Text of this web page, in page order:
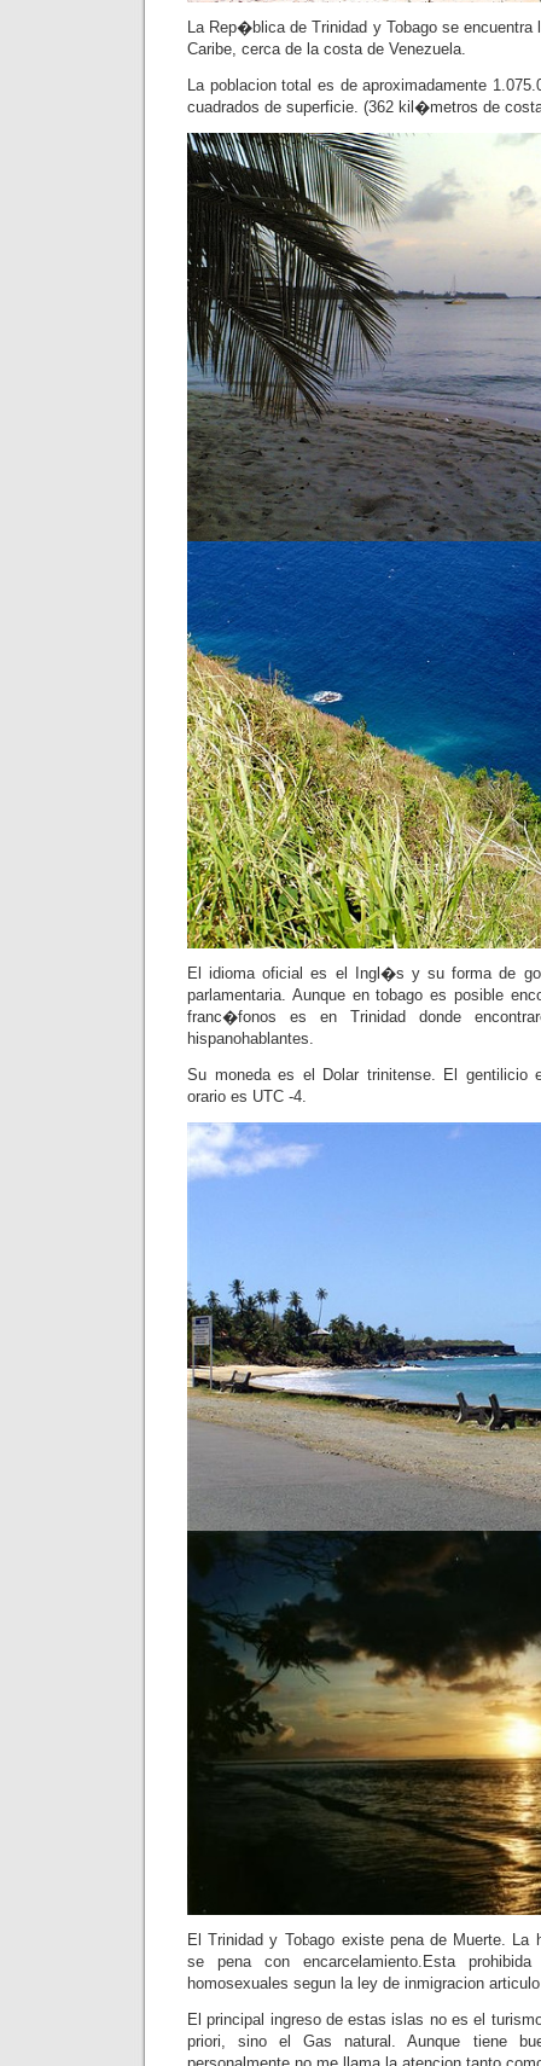
La Rep�blica de Trinidad y Tobago se encuentra
Caribe, cerca de la costa de Venezuela.
La poblacion total es de aproximadamente
cuadrados de superficie. (362 kil�metros de
El idioma oficial es el Ingl�s y su forma de
parlamentaria. Aunque en tobago es posible
franc�fonos es en Trinidad donde
hispanohablantes.
Su moneda es el Dolar trinitense. El gentilicio
orario es UTC -4.
El Trinidad y Tobago existe pena de Muerte. La
se pena con encarcelamiento.Esta
homosexuales segun la ley de inmigracion
El principal ingreso de estas islas no es el
priori, sino el Gas natural. Aunque tiene